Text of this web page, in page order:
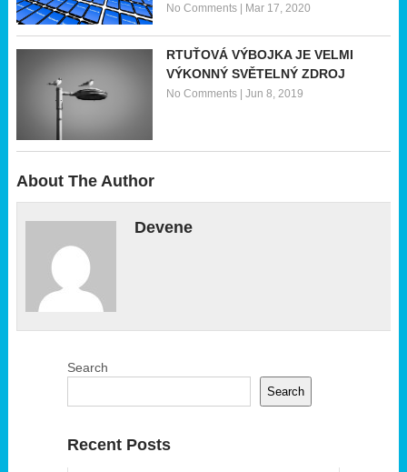
No Comments| Mar 17, 2020
RTUŤOVÁ VÝBOJKA JE VELMI
VÝKONNÝ SVĚTELNÝ ZDROJ
No Comments| Jun 8, 2019
About The Author
Devene
Search
Search
Recent Posts